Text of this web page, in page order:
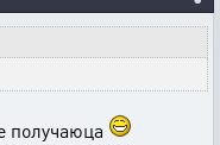
получаюца